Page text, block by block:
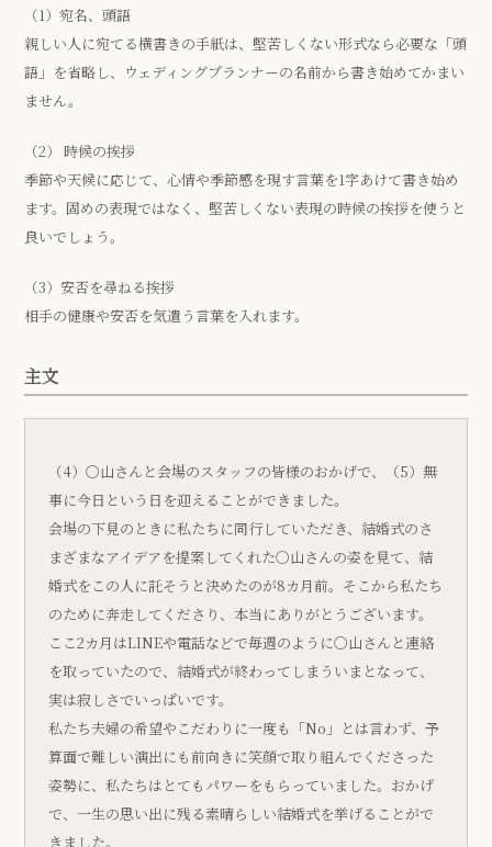
（1）宛名、頭語
親しい人に宛てる横書きの手紙は、堅苦しくない形式なら必要な「頭
語」を省略し、ウェディングプランナーの名前から書き始めてかまい
ません。
（2） 時候の挨拶
季節や天候に応じて、心情や季節感を現す言葉を1字あけて書き始め
ます。固めの表現ではなく、堅苦しくない表現の時候の挨拶を使うと
良いでしょう。
（3）安否を尋ねる挨拶
相手の健康や安否を気遣う言葉を入れます。
主文
（4）〇山さんと会場のスタッフの皆様のおかげで、（5）無
事に今日という日を迎えることができました。
会場の下見のときに私たちに同行していただき、結婚式のさ
まざまなアイデアを提案してくれた〇山さんの姿を見て、結
婚式をこの人に託そうと決めたのが8カ月前。そこから私たち
のために奔走してくださり、本当にありがとうございます。
ここ2カ月はLINEや電話などで毎週のように〇山さんと連絡
を取っていたので、結婚式が終わってしまういまとなって、
実は寂しさでいっぱいです。
私たち夫婦の希望やこだわりに一度も「No」とは言わず、予
算面で難しい演出にも前向きに笑顔で取り組んでくださった
姿勢に、私たちはとてもパワーをもらっていました。おかげ
で、一生の思い出に残る素晴らしい結婚式を挙げることがで
きました。